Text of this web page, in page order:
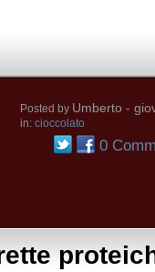
Posted by Umberto -
in: cioccolato
0